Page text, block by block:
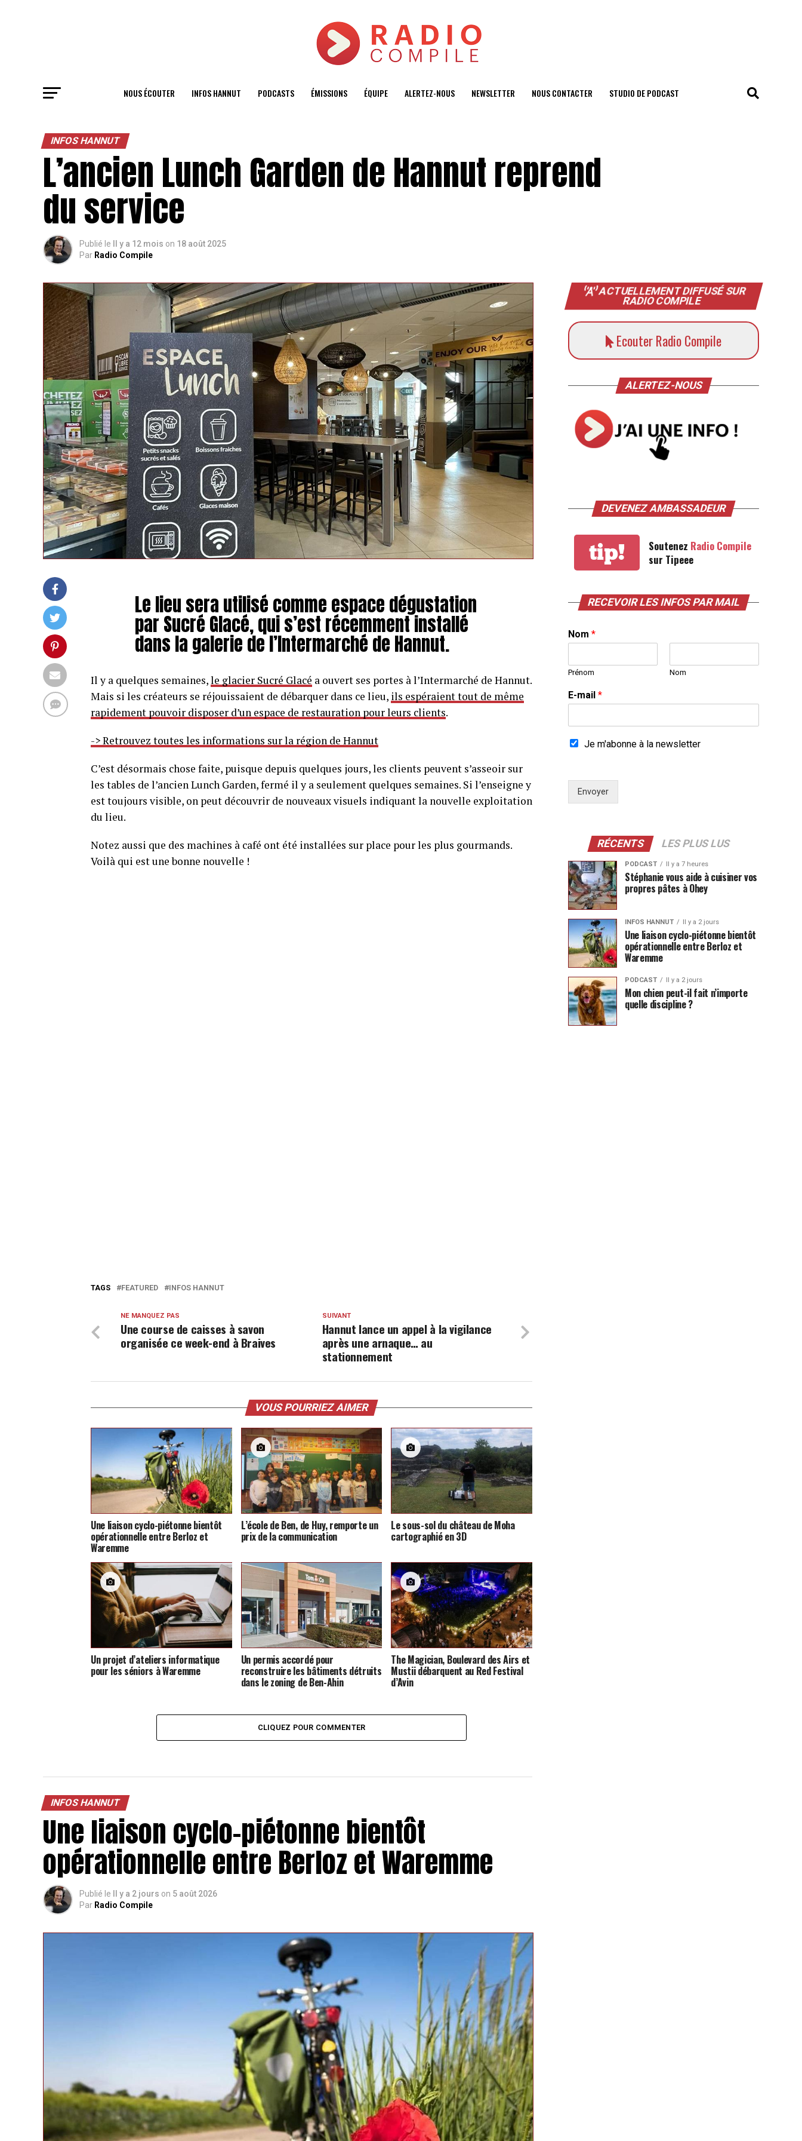
NOUS ÉCOUTER INFOS HANNUT PODCASTS ÉMISSIONS ÉQUIPE ALERTEZ-NOUS NEWSLETTER NOUS CONTACTER STUDIO DE PODCAST
INFOS HANNUT
L’ancien Lunch Garden de Hannut reprend
du service
Publié le Il y a 12 mois on 18 août 2025
Par Radio Compile
Le lieu sera utilisé comme espace dégustation
par Sucré Glacé, qui s’est récemment installé
dans la galerie de l’Intermarché de Hannut.
Il y a quelques semaines,le glacier Sucré Glacé a ouvert ses portes à l’Intermarché de Hannut.
Mais si les créateurs se réjouissaient de débarquer dans ce lieu, ils espéraient tout de même
rapidement pouvoir disposer d’un espace de restauration pour leurs clients.
-> Retrouvez toutes les informations sur la région de Hannut
C’est désormais chose faite, puisque depuis quelques jours, les clients peuvent s’asseoir sur
les tables de l’ancien Lunch Garden, fermé il y a seulement quelques semaines. Si l’enseigne y
est toujours visible, on peut découvrir de nouveaux visuels indiquant la nouvelle exploitation
du lieu.
Notez aussi que des machines à café ont été installées sur place pour les plus gourmands.
Voilà qui est une bonne nouvelle !
TAGS FEATURED INFOS HANNUT
SUIVANT
Hannut lance un appel à la vigilance
après une arnaque… au
stationnement
NE MANQUEZ PAS
Une course de caisses à savon
organisée ce week-end à Braives
VOUS POURRIEZ AIMER
Une liaison cyclo-piétonne bientôt
opérationnelle entre Berloz et
Waremme
L’école de Ben, de Huy, remporte un
prix de la communication
Le sous-sol du château de Moha
cartographié en 3D
Un projet d’ateliers informatique
pour les séniors à Waremme
Un permis accordé pour
reconstruire les bâtiments détruits
dans le zoning de Ben-Ahin
The Magician, Boulevard des Airs et
Mustii débarquent au Red Festival
d’Avin
CLIQUEZ POUR COMMENTER
INFOS HANNUT
Une liaison cyclo-piétonne bientôt
opérationnelle entre Berloz et Waremme
Publié le Il y a 2 jours on 5 août 2026
Par Radio Compile
ACTUELLEMENT DIFFUSÉ SUR
RADIO COMPILE
Ecouter Radio Compile
ALERTEZ-NOUS
DEVENEZ AMBASSADEUR
tip! Soutenez Radio Compile
sur Tipeee
RECEVOIR LES INFOS PAR MAIL
Nom *
Prénom Nom
E-mail *
Je m'abonne à la newsletter
Envoyer
RÉCENTS LES PLUS LUS
PODCAST Il y a 7 heures
Stéphanie vous aide à cuisiner vos
propres pâtes à Ohey
INFOS HANNUT Il y a 2 jours
Une liaison cyclo-piétonne bientôt
opérationnelle entre Berloz et
Waremme
PODCAST Il y a 2 jours
Mon chien peut-il fait n’importe
quelle discipline ?